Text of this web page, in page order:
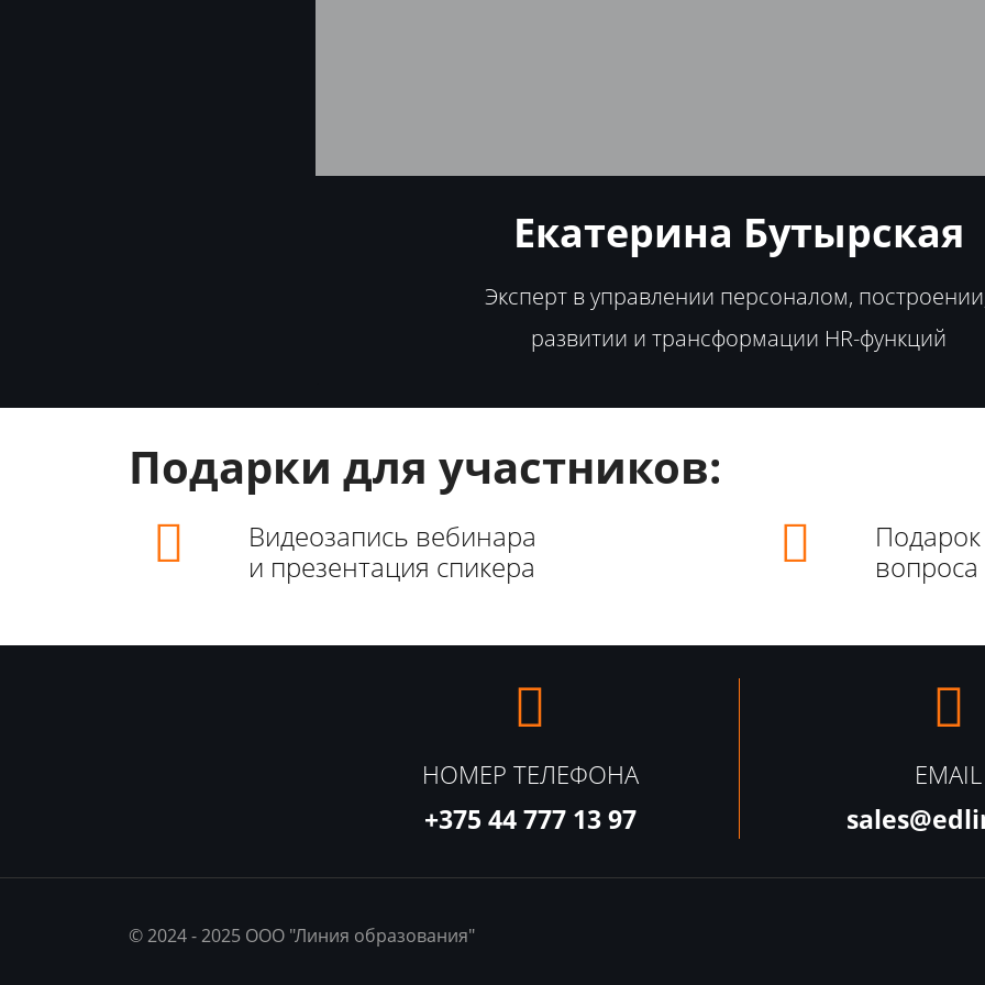
Екатерина Бутырская
Эксперт в управлении персоналом,
развитии и трансформации HR-функций
Подарки для участников:
Видеозапись вебинара
и презентация спикера
вопроса
НОМЕР ТЕЛЕФОНА
+375 44 777 13 97
EMAIL
© 2024 - 2025 ООО "Линия образования"